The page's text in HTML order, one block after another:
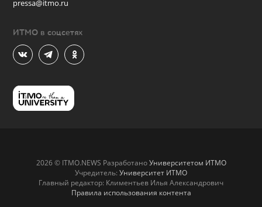
pressa@itmo.ru
ИТМО в соцсетях
2026 © ITMO.NEWS РазработаноУниверситетом ИТМО
Учредитель: Университет ИТМО
Главный редактор: Климентьев Илья Александрович
Правила использования контента